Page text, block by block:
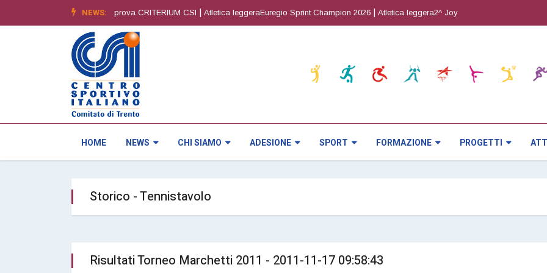
NEWS:
Orienteering4^ prova CRITERIUM CSI | Atletica leggeraEuregio Sprint Champion 2026 |Atletica leggera2^ Joy Cup | Orienteering5^ prova
HOME NEWS CHI SIAMO ADESIONE SPORT FORMAZIONE PROGETTI
Storico - Tennistavolo
Risultati Torneo Marchetti 2011 - 2011-11-17 09:58:43